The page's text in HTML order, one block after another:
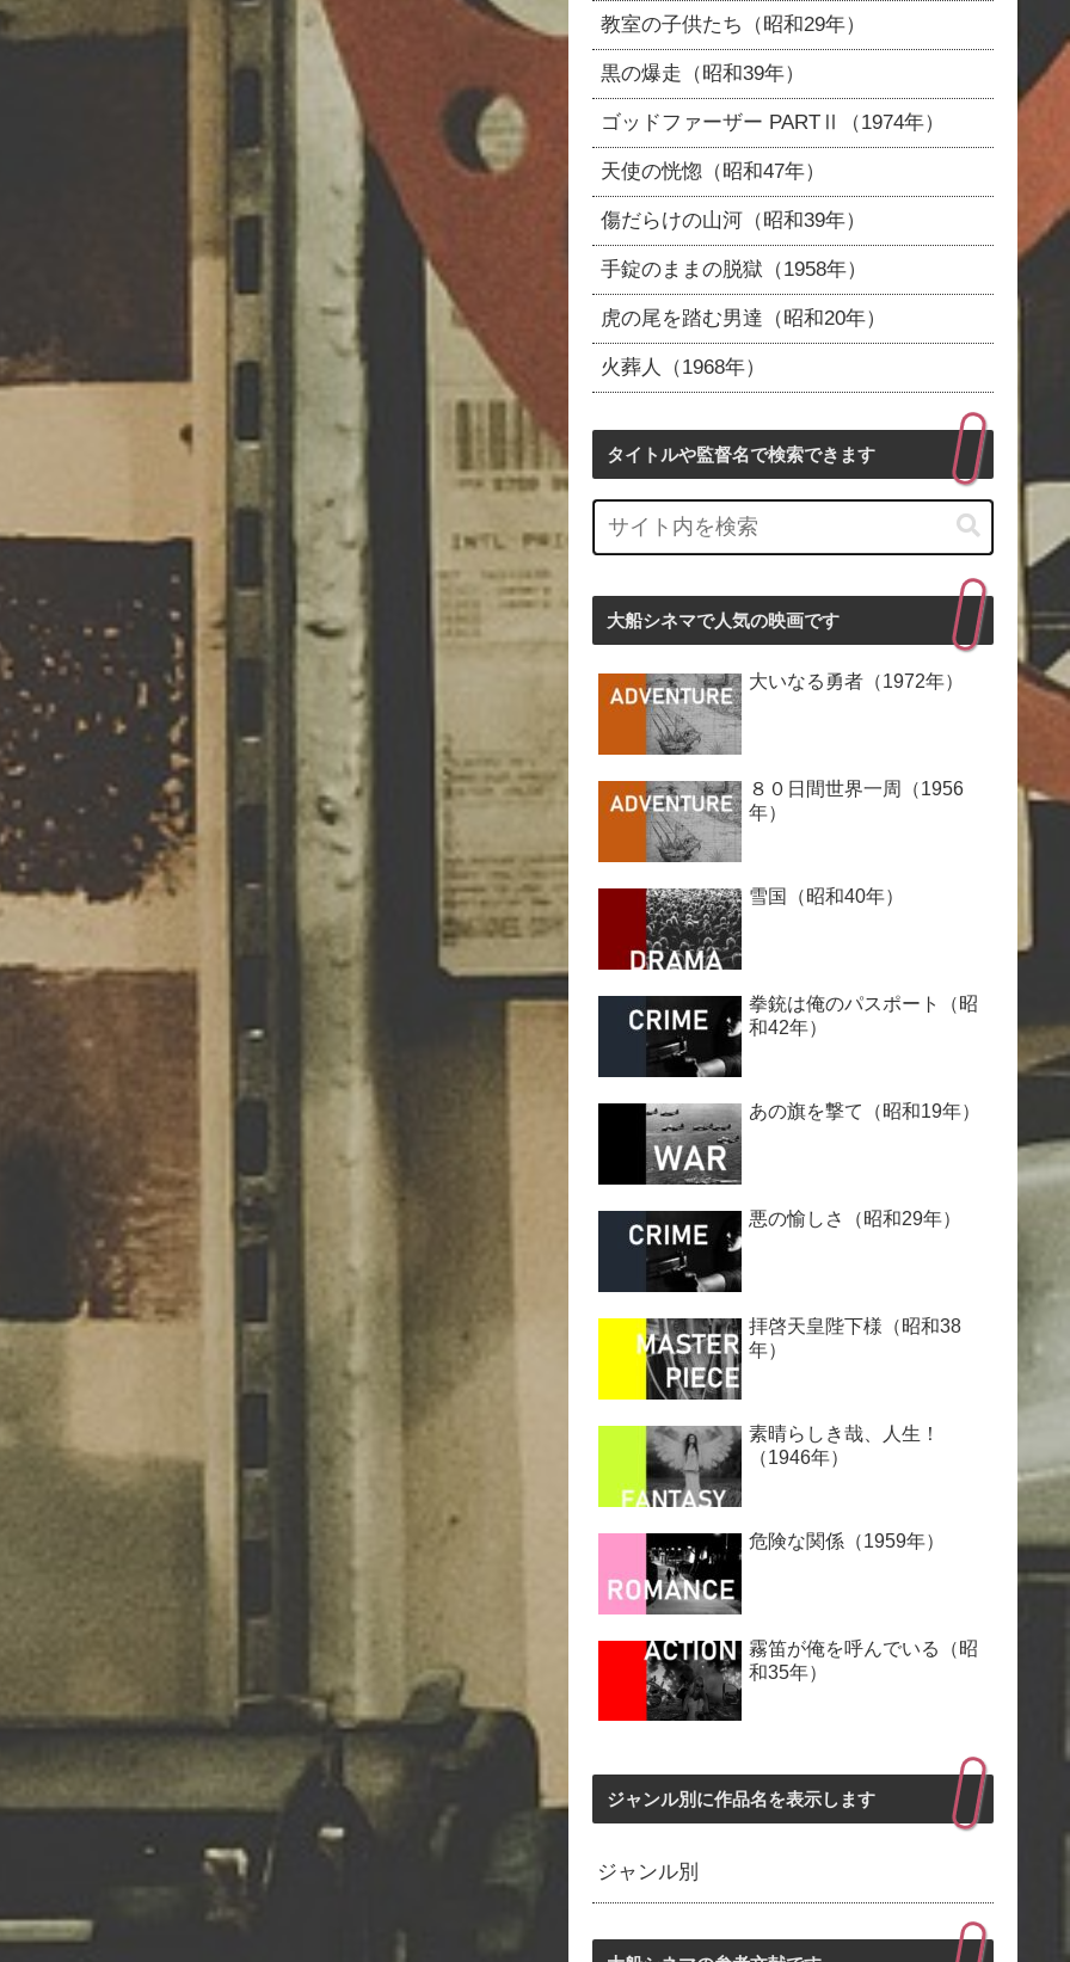
教室の子供たち（昭和29年）
黒の爆走（昭和39年）
ゴッドファーザー PARTⅡ（1974年）
天使の恍惚（昭和47年）
傷だらけの山河（昭和39年）
手錠のままの脱獄（1958年）
虎の尾を踏む男達（昭和20年）
火葬人（1968年）
タイトルや監督名で検索できます
大船シネマで人気の映画です
大いなる勇者（1972年）
８０日間世界一周（1956
年）
雪国（昭和40年）
拳銃は俺のパスポート（昭
和42年）
あの旗を撃て（昭和19年）
悪の愉しさ（昭和29年）
拝啓天皇陛下様（昭和38
年）
素晴らしき哉、人生！
（1946年）
危険な関係（1959年）
霧笛が俺を呼んでいる（昭
和35年）
ジャンル別に作品名を表示します
ジャンル別